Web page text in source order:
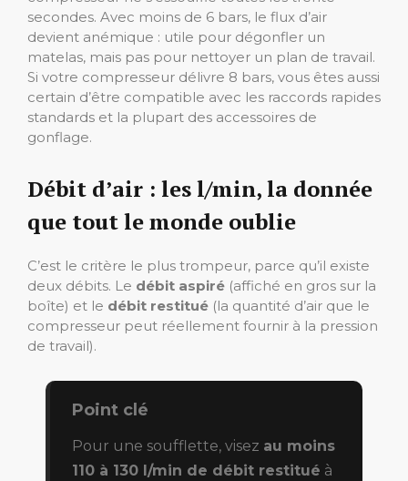
secondes. Avec moins de 6 bars, le flux d’air
devient anémique : utile pour dégonfler un
matelas, mais pas pour nettoyer un plan de travail.
Si votre compresseur délivre 8 bars, vous êtes aussi
certain d’être compatible avec les raccords rapides
standards et la plupart des accessoires de
gonflage.
Débit d’air : les l/min, la donnée
que tout le monde oublie
C’est le critère le plus trompeur, parce qu’il existe
deux débits. Le débit aspiré (affiché en gros sur la
boîte) et le débit restitué (la quantité d’air que le
compresseur peut réellement fournir à la pression
de travail).
Point clé
Pour une soufflette, visez au moins
110 à 130 l/min de débit restitué à